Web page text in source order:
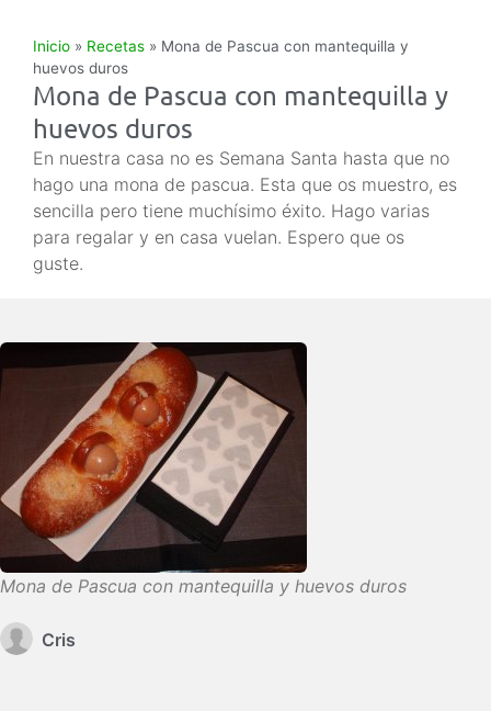
Inicio » Recetas » Mona de Pascua con mantequilla y
huevos duros
Mona de Pascua con mantequilla y
huevos duros
En nuestra casa no es Semana Santa hasta que no
hago una mona de pascua. Esta que os muestro, es
sencilla pero tiene muchísimo éxito. Hago varias
para regalar y en casa vuelan. Espero que os
guste.
Mona de Pascua con mantequilla y huevos duros
Cris